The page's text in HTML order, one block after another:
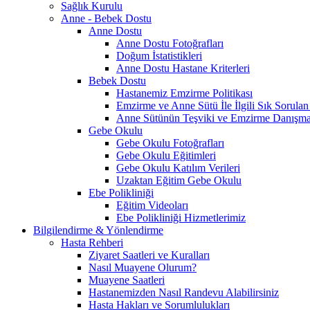
Sağlık Kurulu
Anne - Bebek Dostu
Anne Dostu
Anne Dostu Fotoğrafları
Doğum İstatistikleri
Anne Dostu Hastane Kriterleri
Bebek Dostu
Hastanemiz Emzirme Politikası
Emzirme ve Anne Sütü İle İlgili Sık
Anne Sütünün Teşviki ve Emzirme
Gebe Okulu
Gebe Okulu Fotoğrafları
Gebe Okulu Eğitimleri
Gebe Okulu Katılım Verileri
Uzaktan Eğitim Gebe Okulu
Ebe Polikliniği
Eğitim Videoları
Ebe Polikliniği Hizmetlerimiz
Bilgilendirme & Yönlendirme
Hasta Rehberi
Ziyaret Saatleri ve Kuralları
Nasıl Muayene Olurum?
Muayene Saatleri
Hastanemizden Nasıl Randevu Alabilirsiniz
Hasta Hakları ve Sorumlulukları